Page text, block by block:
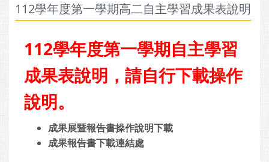
112學年度第一學期高二自主學習成果表說明
112學年度第一學期自主學習
成果表說明，請自行下載操作
說明。
成果展暨報告書操作說明下載
成果報告書下載連結處